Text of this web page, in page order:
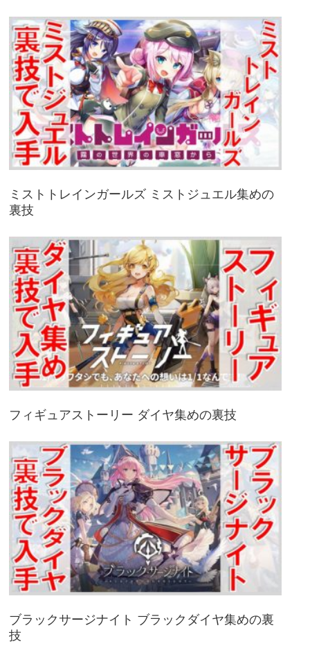
ミストトレインガールズ ミストジュエル集めの
裏技
フィギュアストーリー ダイヤ集めの裏技
ブラックサージナイト ブラックダイヤ集めの裏
技